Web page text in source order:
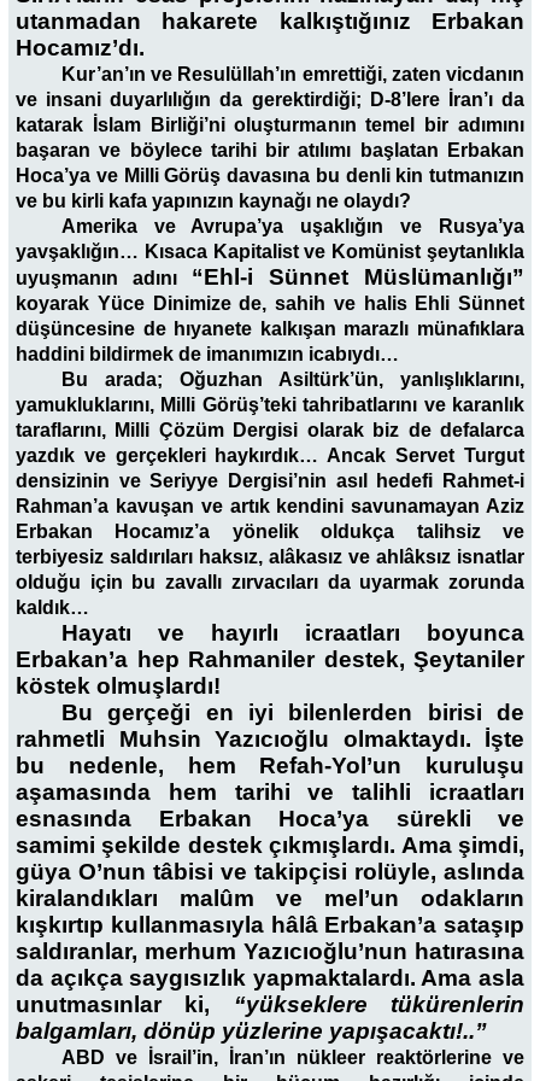
utanmadan hakarete kalkıştığınız Erbakan
Hocamız’dı.
Kur’an’ın ve Resulüllah’ın emrettiği, zaten vicdanın
ve insani duyarlılığın da gerektirdiği; D-8’lere İran’ı da
katarak İslam Birliği’ni oluşturmanın temel bir adımını
başaran ve böylece tarihi bir atılımı başlatan Erbakan
Hoca’ya ve Milli Görüş davasına bu denli kin tutmanızın
ve bu kirli kafa yapınızın kaynağı ne olaydı?
Amerika ve Avrupa’ya uşaklığın ve Rusya’ya
yavşaklığın… Kısaca Kapitalist ve Komünist şeytanlıkla
uyuşmanın adını “Ehl-i Sünnet Müslümanlığı”
koyarak Yüce Dinimize de, sahih ve halis Ehli Sünnet
düşüncesine de hıyanete kalkışan marazlı münafıklara
haddini bildirmek de imanımızın icabıydı…
Bu arada; Oğuzhan Asiltürk’ün, yanlışlıklarını,
yamukluklarını, Milli Görüş’teki tahribatlarını ve karanlık
taraflarını, Milli Çözüm Dergisi olarak biz de defalarca
yazdık ve gerçekleri haykırdık… Ancak Servet Turgut
densizinin ve Seriyye Dergisi’nin asıl hedefi Rahmet-i
Rahman’a kavuşan ve artık kendini savunamayan Aziz
Erbakan Hocamız’a yönelik oldukça talihsiz ve
terbiyesiz saldırıları haksız, alâkasız ve ahlâksız isnatlar
olduğu için bu zavallı zırvacıları da uyarmak zorunda
kaldık…
Hayatı ve hayırlı icraatları boyunca
Erbakan’a hep Rahmaniler destek, Şeytaniler
köstek olmuşlardı!
Bu gerçeği en iyi bilenlerden birisi de
rahmetli Muhsin Yazıcıoğlu olmaktaydı. İşte
bu nedenle, hem Refah-Yol’un kuruluşu
aşamasında hem tarihi ve talihli icraatları
esnasında Erbakan Hoca’ya sürekli ve
samimi şekilde destek çıkmışlardı. Ama şimdi,
güya O’nun tâbisi ve takipçisi rolüyle, aslında
kiralandıkları malûm ve mel’un odakların
kışkırtıp kullanmasıyla hâlâ Erbakan’a sataşıp
saldıranlar, merhum Yazıcıoğlu’nun hatırasına
da açıkça saygısızlık yapmaktalardı. Ama asla
unutmasınlar ki, “yükseklere tükürenlerin
balgamları, dönüp yüzlerine yapışacaktı!..”
ABD ve İsrail’in, İran’ın nükleer reaktörlerine ve